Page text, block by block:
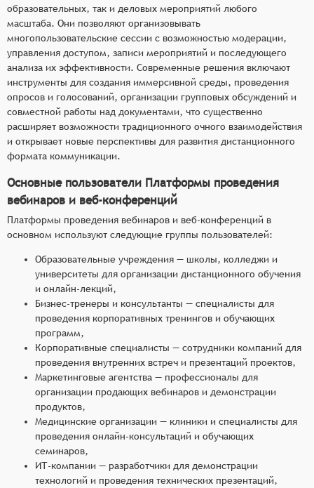
образовательных, так и деловых мероприятий любого
масштаба. Они позволяют организовывать
многопользовательские сессии с возможностью модерации,
управления доступом, записи мероприятий и последующего
анализа их эффективности. Современные решения включают
инструменты для создания иммерсивной среды, проведения
опросов и голосований, организации групповых обсуждений и
совместной работы над документами, что существенно
расширяет возможности традиционного очного взаимодействия
и открывает новые перспективы для развития дистанционного
формата коммуникации.
Основные пользователи Платформы проведения
вебинаров и веб-конференций
Платформы проведения вебинаров и веб-конференций в
основном используют следующие группы пользователей:
Образовательные учреждения — школы, колледжи и
университеты для организации дистанционного обучения
и онлайн-лекций,
Бизнес-тренеры и консультанты — специалисты для
проведения корпоративных тренингов и обучающих
программ,
Корпоративные специалисты — сотрудники компаний для
проведения внутренних встреч и презентаций проектов,
Маркетинговые агентства — профессионалы для
организации продающих вебинаров и демонстрации
продуктов,
Медицинские организации — клиники и специалисты для
проведения онлайн-консультаций и обучающих
семинаров,
ИТ-компании — разработчики для демонстрации
технологий и проведения технических презентаций,